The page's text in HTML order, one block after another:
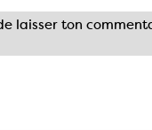
laisser ton